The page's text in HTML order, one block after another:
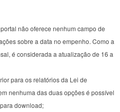
não oferece nenhum campo de
sobre a data no empenho. Como a
é considerada a atualização de 16 a
para os relatórios da Lei de
nenhuma das duas opções é possível
download;